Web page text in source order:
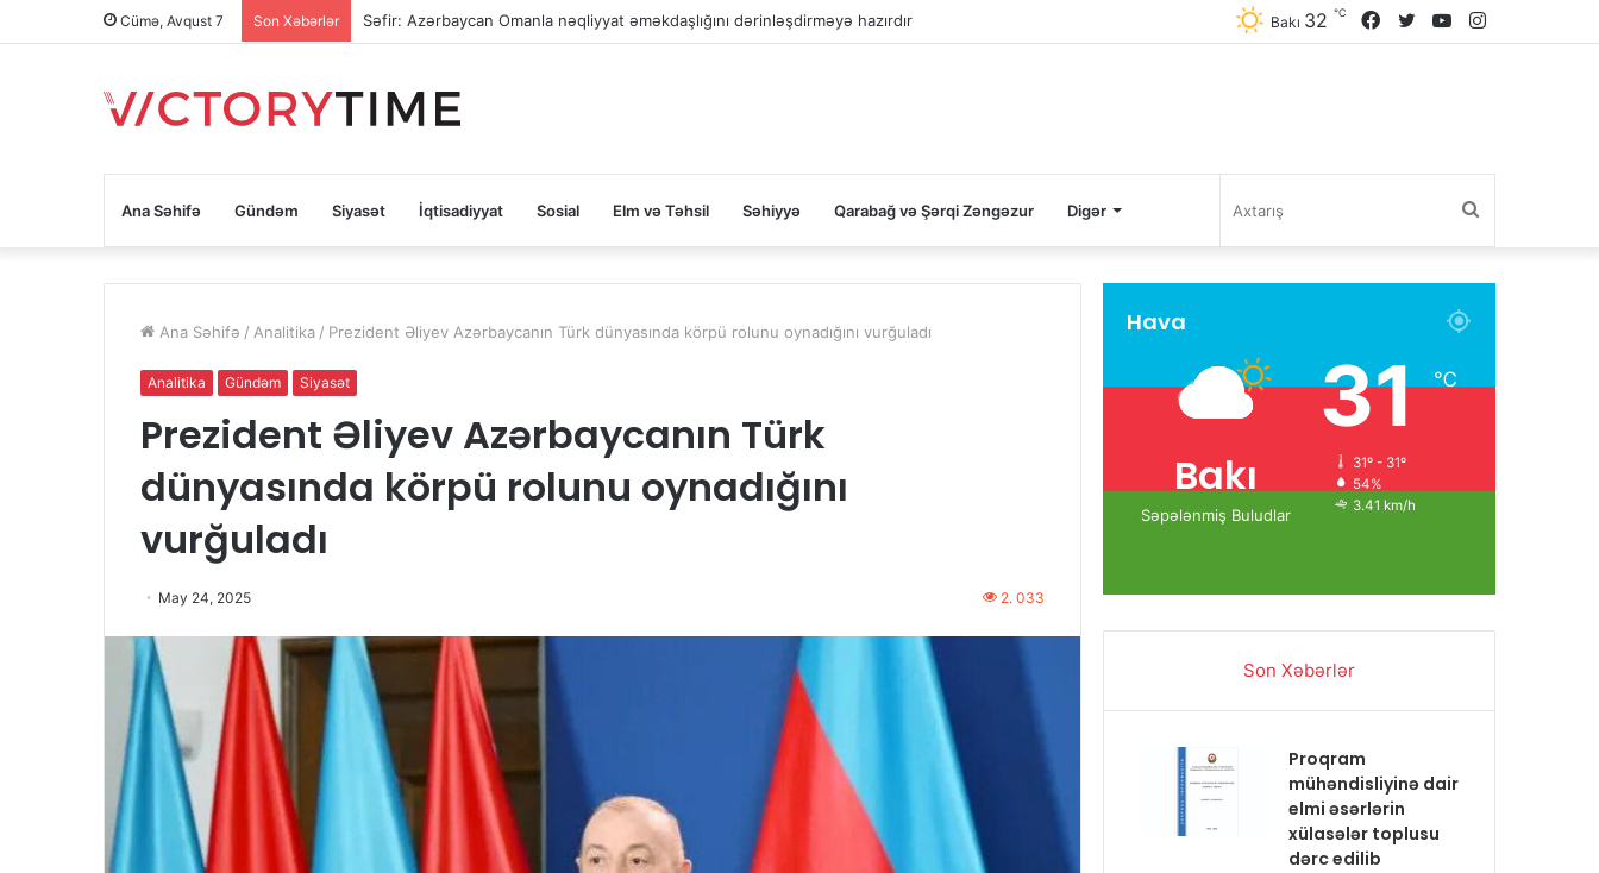
Cümə, Avqust 7 Son Xəbərlər Səfir: Azərbaycan Omanla nəqliyyat əməkdaşlığını dərinləşdirməyə hazırdır YouTube
Twitter
Facebook
Bakı 32 ℃
Ana Səhifə Gündəm Siyasət İqtisadiyyat Sosial Elm və Təhsil Səhiyyə Qarabağ və Şərqi Zəngəzur Digər
Ana Səhifə / Analitika / Prezident Əliyev Azərbaycanın Türk dünyasında körpü rolunu oynadığını vurğuladı
Analitika Gündəm Siyasət
Prezident Əliyev Azərbaycanın Türk
dünyasında körpü rolunu oynadığını
vurğuladı
May 24, 2025 2. 033
Hava
Bakı
Səpələnmiş Buludlar
31℃
31º - 31º
54%
3.41 km/h
Son Xəbərlər
Proqram
mühəndisliyinə dair
elmi əsərlərin
xülasələr toplusu
dərc edilib